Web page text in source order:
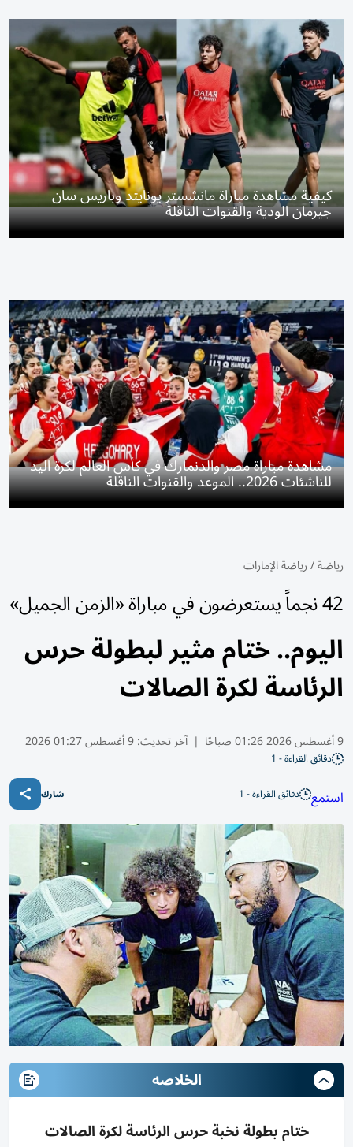
كيفية مشاهدة مباراة مانشستر يونايتد وباريس سان
جيرمان الودية والقنوات الناقلة
مشاهدة مباراة مصر والدنمارك في كأس العالم لكرة اليد
للناشئات 2026.. الموعد والقنوات الناقلة
رياضة/رياضة الإمارات
42 نجماً يستعرضون في مباراة «الزمن الجميل»
اليوم.. ختام مثير لبطولة حرس
الرئاسة لكرة الصالات
9 أغسطس 2026 01:26 صباحًا | آخر تحديث:9 أغسطس 01:27 2026
دقائق القراءة - 1
استمع دقائق القراءة - 1 شارك
الخلاصه
ختام بطولة نخبة حرس الرئاسة لكرة الصالات